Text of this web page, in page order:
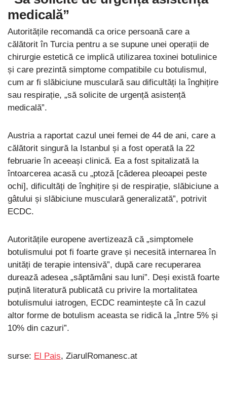
medicală”
Autoritățile recomandă ca orice persoană care a
călătorit în Turcia pentru a se supune unei operații de
chirurgie estetică ce implică utilizarea toxinei botulinice
și care prezintă simptome compatibile cu botulismul,
cum ar fi slăbiciune musculară sau dificultăți la înghițire
sau respirație, „să solicite de urgență asistență
medicală”.
Austria a raportat cazul unei femei de 44 de ani, care a
călătorit singură la Istanbul și a fost operată la 22
februarie în aceeași clinică. Ea a fost spitalizată la
întoarcerea acasă cu „ptoză [căderea pleoapei peste
ochi], dificultăți de înghițire și de respirație, slăbiciune a
gâtului și slăbiciune musculară generalizată”, potrivit
ECDC.
Autoritățile europene avertizează că „simptomele
botulismului pot fi foarte grave și necesită internarea în
unități de terapie intensivă”, după care recuperarea
durează adesea „săptămâni sau luni”. Deși există foarte
puțină literatură publicată cu privire la mortalitatea
botulismului iatrogen, ECDC reamintește că în cazul
altor forme de botulism aceasta se ridică la „între 5% și
10% din cazuri”.
surse: El Pais, ZiarulRomanesc.at